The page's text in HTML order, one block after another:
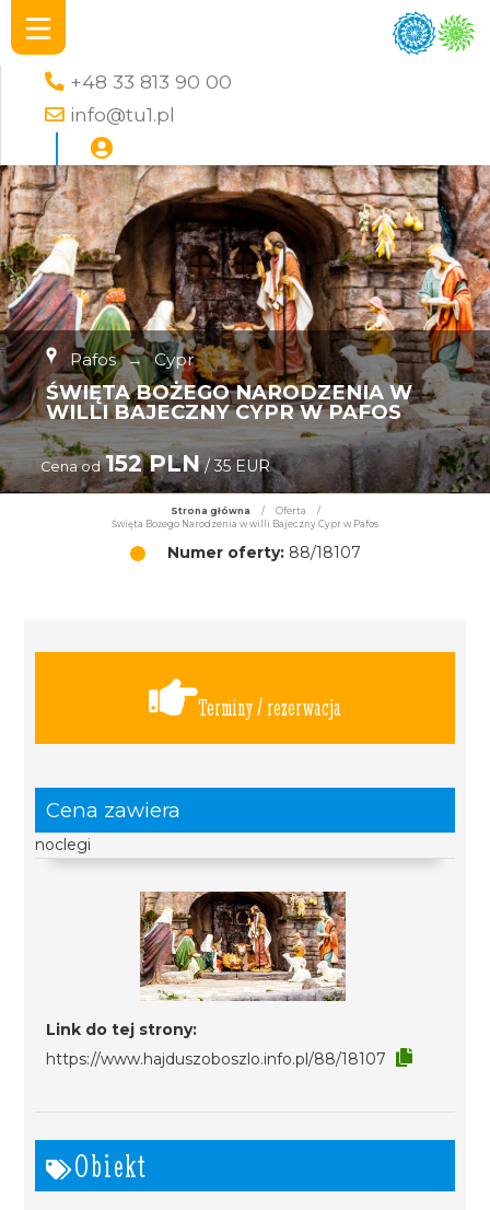
+48 33 813 90 00
info@tu1.pl
Pafos → Cypr
ŚWIĘTA BOŻEGO NARODZENIA W
WILLI BAJECZNY CYPR W PAFOS
Cena od 152 PLN/ 35 EUR
Strona główna / Oferta
/
Święta Bożego Narodzenia w willi Bajeczny Cypr w Pafos
Numer oferty:88/18107
Terminy / rezerwacja
Cena zawiera
noclegi
Link do tej strony:
https://www.hajduszoboszlo.info.pl/88/18107
Obiekt